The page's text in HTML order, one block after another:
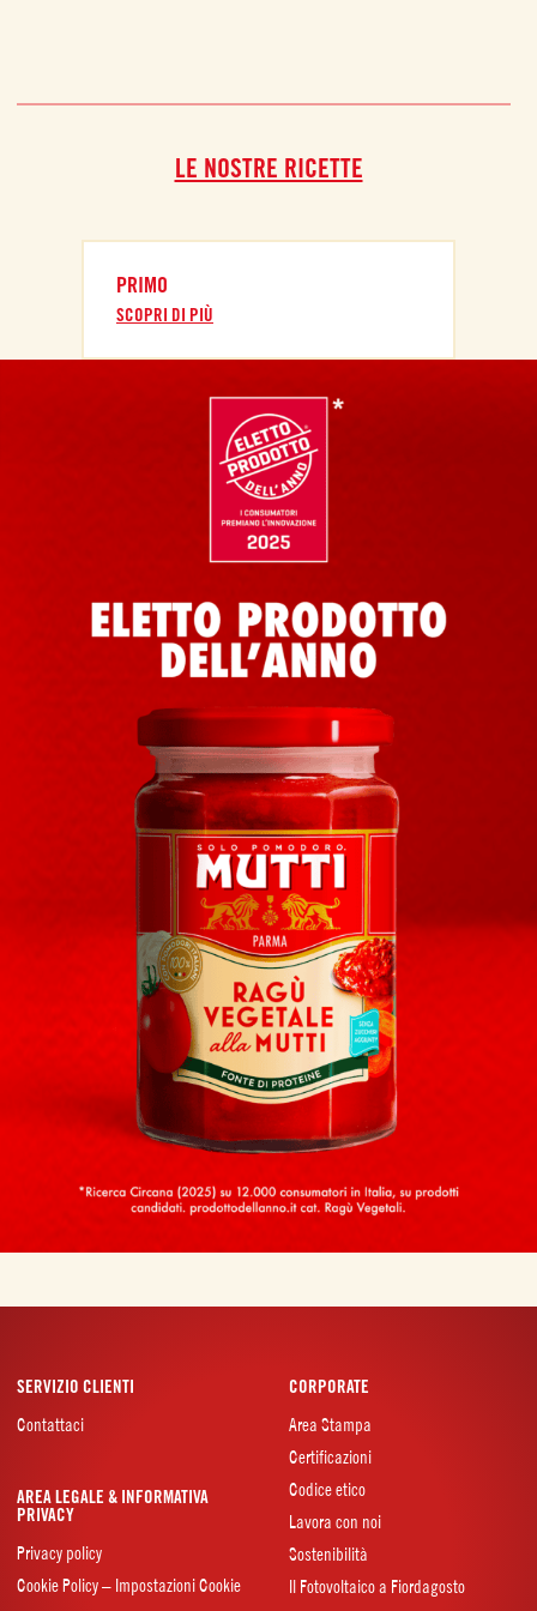
LE NOSTRE RICETTE
PRIMO
SCOPRI DI PIÙ
SERVIZIO CLIENTI
Contattaci
CORPORATE
Area Stampa
Certificazioni
Codice etico
Lavora con noi
Sostenibilità
Il Fotovoltaico a Fiordagosto
AREA LEGALE & INFORMATIVA
PRIVACY
Privacy policy
Cookie Policy – Impostazioni Cookie